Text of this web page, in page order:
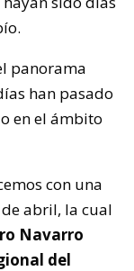
panorama
han pasado
en el ámbito
con una
abril, la cual
Navarro
del